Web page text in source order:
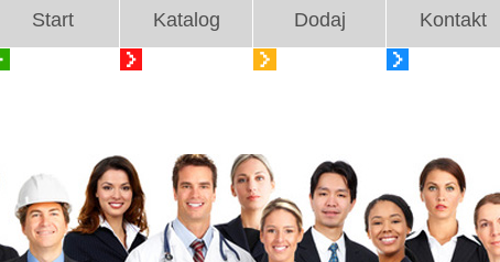
Start Katalog Dodaj Kontakt